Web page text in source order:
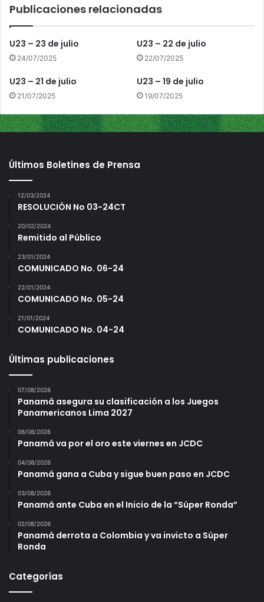
Publicaciones relacionadas
U23 – 23 de julio
24/07/2025
U23 – 22 de julio
22/07/2025
U23 – 21 de julio
21/07/2025
U23 – 19 de julio
19/07/2025
Últimos Boletines de Prensa
12/03/2024
RESOLUCIÓN No 03-24CT
20/02/2024
Remitido al Público
23/01/2024
COMUNICADO No. 06-24
22/01/2024
COMUNICADO No. 05-24
21/01/2024
COMUNICADO No. 04-24
Últimas publicaciones
07/08/2026
Panamá asegura su clasificación a los Juegos
Panamericanos Lima 2027
06/08/2026
Panamá va por el oro este viernes en JCDC
04/08/2026
Panamá gana a Cuba y sigue buen paso en JCDC
03/08/2026
Panamá ante Cuba en el Inicio de la “Súper Ronda”
02/08/2026
Panamá derrota a Colombia y va invicto a Súper
Ronda
Categorías